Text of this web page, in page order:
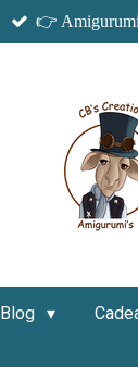
👉 Amigurumi
Blog